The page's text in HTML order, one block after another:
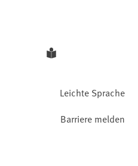
Leichte Sprache
Barriere melden